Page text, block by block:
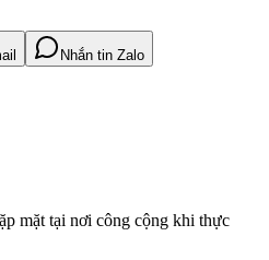
Nhắn tin Zalo
mặt tại nơi công cộng khi thực